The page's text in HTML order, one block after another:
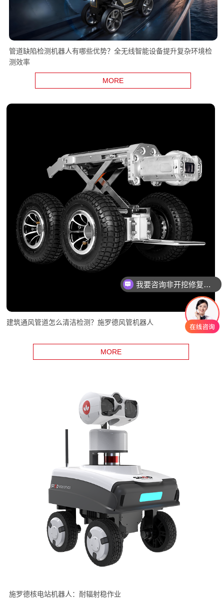
管道缺陷检测机器人有哪些优势？全无线智能设备提升复杂环境检
测效率
MORE
建筑通风管道怎么清洁检测？施罗德风管机器人
MORE
施罗德核电站机器人：耐辐射稳作业